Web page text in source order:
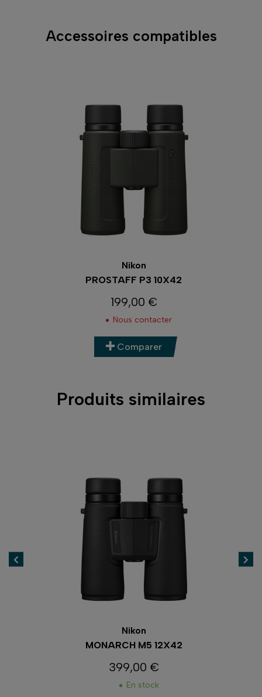
Accessoires compatibles
Nikon
PROSTAFF P3 10X42
Prix
199,00 €
Nous contacter
Comparer
Produits similaires
Nikon
MONARCH M5 12X42
Prix
399,00 €
En stock